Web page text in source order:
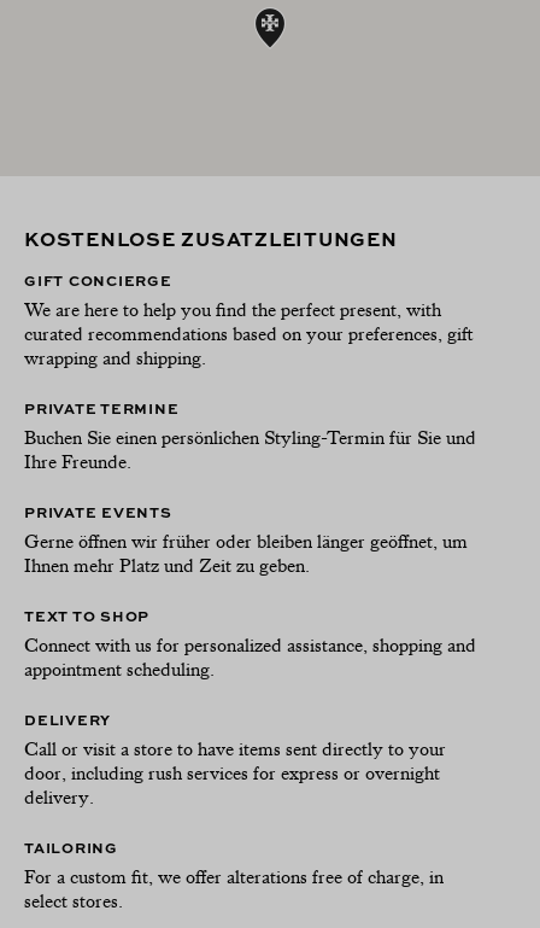
KOSTENLOSE ZUSATZLEITUNGEN
GIFT CONCIERGE
We are here to help you find the perfect present, with
curated recommendations based on your preferences, gift
wrapping and shipping.
PRIVATE TERMINE
Buchen Sie einen persönlichen Styling-Termin für Sie und
Ihre Freunde.
PRIVATE EVENTS
Gerne öffnen wir früher oder bleiben länger geöffnet, um
Ihnen mehr Platz und Zeit zu geben.
TEXT TO SHOP
Connect with us for personalized assistance, shopping and
appointment scheduling.
DELIVERY
Call or visit a store to have items sent directly to your
door, including rush services for express or overnight
delivery.
TAILORING
For a custom fit, we offer alterations free of charge, in
select stores.